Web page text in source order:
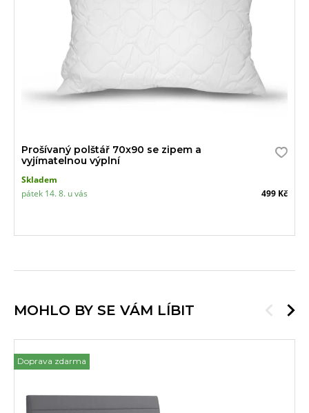
Prošívaný polštář 70x90 se zipem a
vyjímatelnou výplní
Skladem
pátek 14. 8. u vás
499 Kč
MOHLO BY SE VÁM LÍBIT
Doprava zdarma